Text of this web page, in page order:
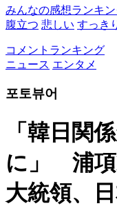
みんなの感想ランキ
腹立つ 悲しい すっき
コメントランキング
ニュース エンタメ
포토뷰어
「韓日関
に」 浦項
大統領、